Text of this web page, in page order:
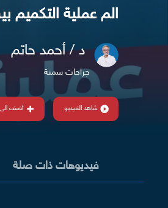
الم عملية التكميم
د / أحمد حاتم
جراحات سمنة
شاهد الفيديو أضف الى
فيديوهات ذات صلة